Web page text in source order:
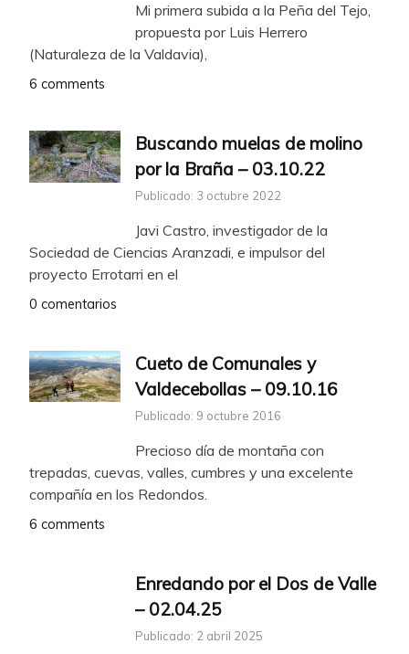
Mi primera subida a la Peña del Tejo,
propuesta por Luis Herrero
(Naturaleza de la Valdavia),
6 comments
Buscando muelas de molino
por la Braña – 03.10.22
Publicado: 3 octubre 2022
Javi Castro, investigador de la
Sociedad de Ciencias Aranzadi, e impulsor del
proyecto Errotarri en el
0 comentarios
Cueto de Comunales y
Valdecebollas – 09.10.16
Publicado: 9 octubre 2016
Precioso día de montaña con
trepadas, cuevas, valles, cumbres y una excelente
compañía en los Redondos.
6 comments
Enredando por el Dos de Valle
– 02.04.25
Publicado: 2 abril 2025